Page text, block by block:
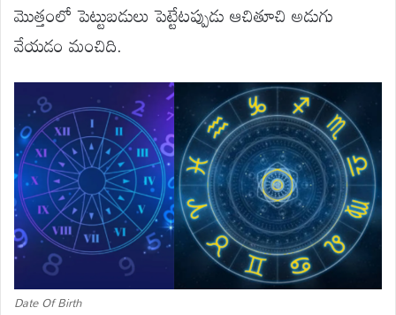
మొత్తంలో పెట్టుబడులు పెట్టేటప్పుడు ఆచితూచి అడుగు
వేయడం మంచిది.
Date Of Birth